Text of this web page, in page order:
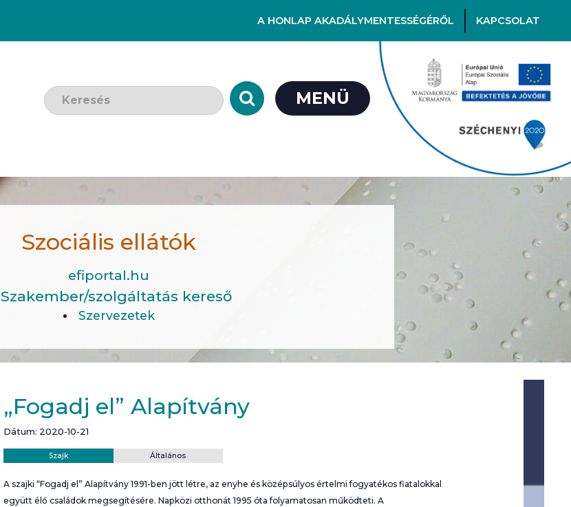
A HONLAP AKADÁLYMENTESSÉGÉRŐL KAPCSOLAT
Keresendő szó: MENÜ
Szociális ellátók
efiportal.hu
Szakember/szolgáltatás kereső
Szervezetek
„Fogadj el” Alapítvány
Dátum: 2020-10-21
Szajk Általános
A szajki “Fogadj el” Alapítvány 1991-ben jött létre, az enyhe és középsúlyos értelmi fogyatékos fiatalokkal
együtt élő családok megsegítésére. Napközi otthonát 1995 óta folyamatosan működteti. A